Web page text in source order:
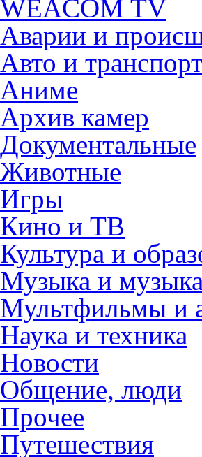
WEACOM TV
Аварии и
Авто и транспорт
Аниме
Архив камер
Документальные
Животные
Игры
Кино и ТВ
Культура и
Музыка и
Мультфильмы и
Наука и техника
Новости
Общение, люди
Прочее
Путешествия